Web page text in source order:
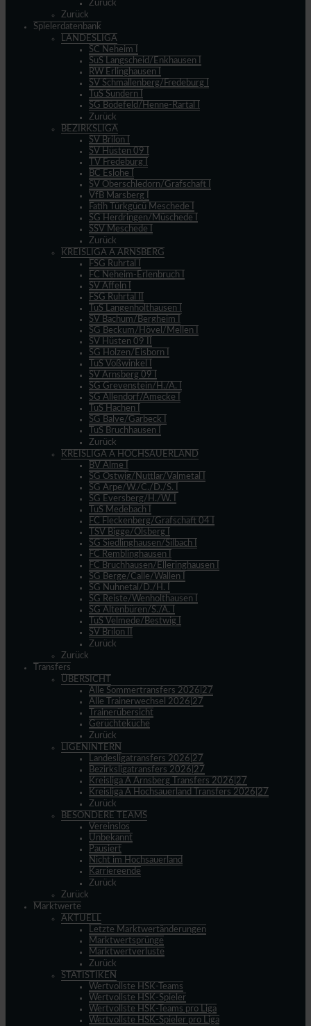
Zurück
Zurück
Spielerdatenbank
LANDESLIGA
SC Neheim I
SuS Langscheid/Enkhausen I
RW Erlinghausen I
SV Schmallenberg/Fredeburg I
TuS Sundern I
SG Bödefeld/Henne-Rartal I
Zurück
BEZIRKSLIGA
SV Brilon I
SV Hüsten 09 I
TV Fredeburg I
BC Eslohe I
SV Oberschledorn/Grafschaft I
VfB Marsberg I
Fatih Türkgücü Meschede I
SG Herdringen/Müschede I
SSV Meschede I
Zurück
KREISLIGA A ARNSBERG
FSG Ruhrtal I
FC Neheim-Erlenbruch I
SV Affeln I
FSG Ruhrtal II
TuS Langenholthausen I
SV Bachum/Bergheim I
SG Beckum/Hövel/Mellen I
SV Hüsten 09 II
SG Holzen/Eisborn I
TuS Voßwinkel I
SV Arnsberg 09 I
SG Grevenstein/H./A. I
SG Allendorf/Amecke I
TuS Hachen I
SG Balve/Garbeck I
TuS Bruchhausen I
Zurück
KREISLIGA A HOCHSAUERLAND
BV Alme I
SG Ostwig/Nuttlar/Valmetal I
SG Arpe/W./C./D./S. I
SG Eversberg/H./W. I
TuS Medebach I
FC Fleckenberg/Grafschaft 04 I
TSV Bigge/Olsberg I
SG Siedlinghausen/Silbach I
FC Remblinghausen I
FC Bruchhausen/Elleringhausen I
SG Berge/Calle/Wallen I
SG Nuhnetal/D./H. I
SG Reiste/Wenholthausen I
SG Altenbüren/S./A. I
TuS Velmede/Bestwig I
SV Brilon II
Zurück
Zurück
Transfers
ÜBERSICHT
Alle Sommertransfers 2026|27
Alle Trainerwechsel 2026|27
Trainerübersicht
Gerüchteküche
Zurück
LIGENINTERN
Landesligatransfers 2026|27
Bezirksligatransfers 2026|27
Kreisliga A Arnsberg Transfers 2026|27
Kreisliga A Hochsauerland Transfers 2026|27
Zurück
BESONDERE TEAMS
Vereinslos
Unbekannt
Pausiert
Nicht im Hochsauerland
Karriereende
Zurück
Zurück
Marktwerte
AKTUELL
Letzte Marktwertänderungen
Marktwertsprünge
Marktwertverluste
Zurück
STATISTIKEN
Wertvollste HSK-Teams
Wertvollste HSK-Spieler
Wertvollste HSK-Teams pro Liga
Wertvollste HSK-Spieler pro Liga